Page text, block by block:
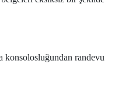
randevu